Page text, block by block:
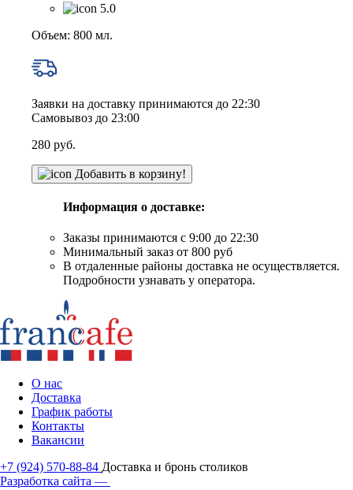
5.0
Объем: 800 мл.
Заявки на доставку принимаются до 22:30
Самовывоз до 23:00
280 руб.
Добавить в корзину!
Информация о доставке:
Заказы принимаются с 9:00 до 22:30
Минимальный заказ от 800 руб
В отдаленные районы доставка не осуществляется.
Подробности узнавать у оператора.
О нас
Доставка
График работы
Контакты
Вакансии
+7 (924) 570-88-84 Доставка и бронь столиков
Разработка сайта —